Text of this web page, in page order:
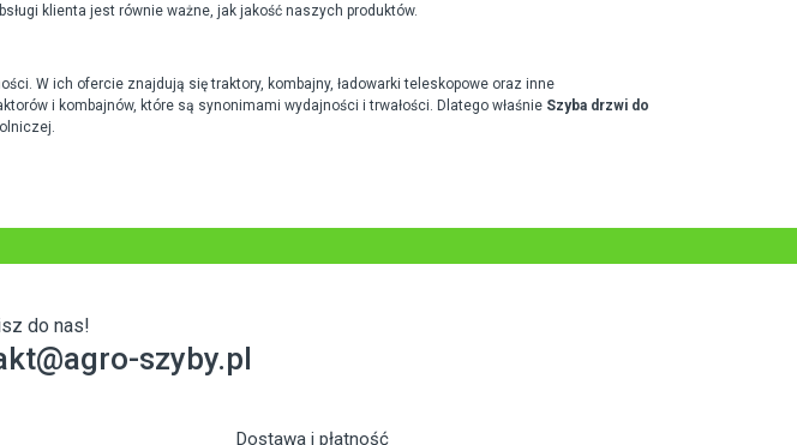
klienta jest równie ważne, jak jakość naszych produktów.
W ich ofercie znajdują się traktory, kombajny, ładowarki teleskopowe oraz inne
i kombajnów, które są synonimami wydajności i trwałości. Dlatego właśnie Szyba drzwi do
do nas!
szyby.pl
Dostawa i płatność